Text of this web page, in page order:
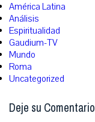
América Latina
Análisis
Espiritualidad
Gaudium-TV
Mundo
Roma
Uncategorized
Deje su Comentario